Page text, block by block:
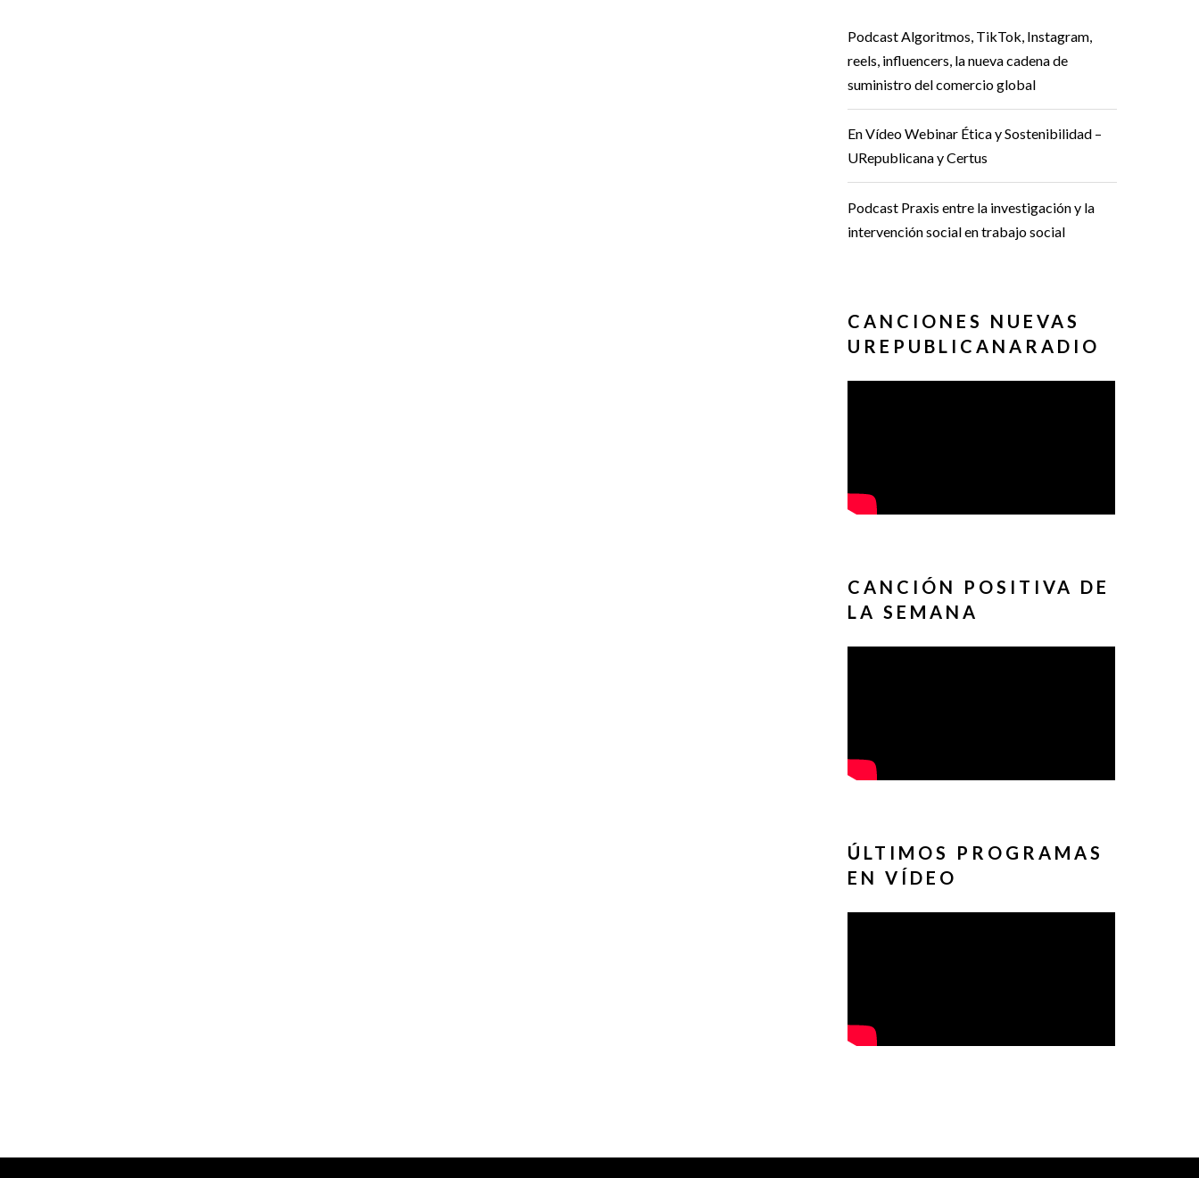
Podcast Algoritmos, TikTok, Instagram,
reels, influencers, la nueva cadena de
suministro del comercio global
En Vídeo Webinar Ética y Sostenibilidad –
URepublicana y Certus
Podcast Praxis entre la investigación y la
intervención social en trabajo social
CANCIONES NUEVAS
UREPUBLICANARADIO
CANCIÓN POSITIVA DE
LA SEMANA
ÚLTIMOS PROGRAMAS
EN VÍDEO